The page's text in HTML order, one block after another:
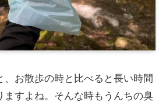
、お散歩の時と比べると長い時間
ますよね。そんな時もうんちの臭